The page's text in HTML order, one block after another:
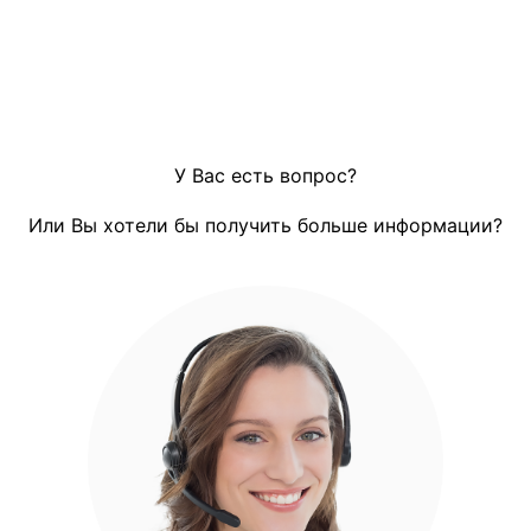
У Вас есть вопрос?
Или Вы хотели бы получить больше информации?